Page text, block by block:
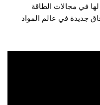
في مجالات الطاقة
جديدة في عالم المواد